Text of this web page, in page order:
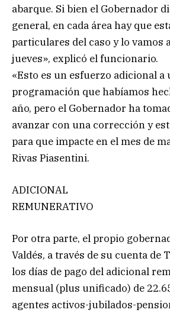
abarque. Si bien el Gobernador
general, en cada área hay que
particulares del caso y lo vamos
jueves», explicó el funcionario.
«Esto es un esfuerzo adicional a
programación que habíamos
año, pero el Gobernador ha
avanzar con una corrección y
para que impacte en el mes de
Rivas Piasentini.
ADICIONAL
REMUNERATIVO
Por otra parte, el propio
Valdés, a través de su cuenta de
los días de pago del adicional
mensual (plus unificado) de
agentes activos-jubilados-